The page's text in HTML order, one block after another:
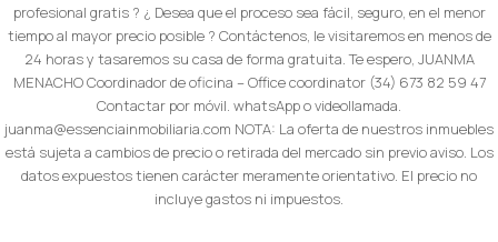
profesional gratis ? ¿ Desea que el proceso sea fácil, seguro, en el menor
tiempo al mayor precio posible ? Contáctenos, le visitaremos en menos de
24 horas y tasaremos su casa de forma gratuita. Te espero, JUANMA
MENACHO Coordinador de oficina – Office coordinator (34) 673 82 59 47
Contactar por móvil. whatsApp o videollamada.
juanma@essenciainmobiliaria.com NOTA: La oferta de nuestros inmuebles
está sujeta a cambios de precio o retirada del mercado sin previo aviso. Los
datos expuestos tienen carácter meramente orientativo. El precio no
incluye gastos ni impuestos.